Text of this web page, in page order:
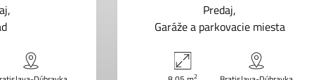
Predaj
Garáže a parkovacie miesta
2